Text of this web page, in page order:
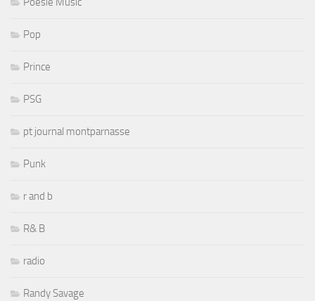
Pop
Prince
PSG
pt journal montparnasse
Punk
r and b
R& B
radio
Randy Savage